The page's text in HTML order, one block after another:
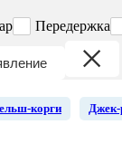
Передержка
корги Джек-